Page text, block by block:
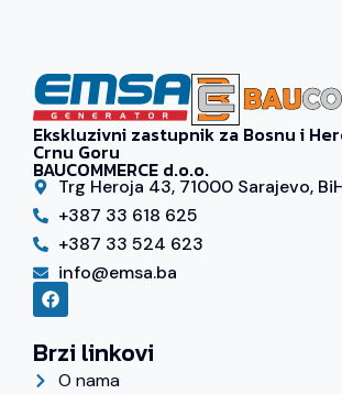
Ekskluzivni zastupnik za Bosnu i
Crnu Goru
BAUCOMMERCE d.o.o.
Trg Heroja 43, 71000 Sarajevo,
+387 33 618 625
+387 33 524 623
info@emsa.ba
Brzi linkovi
O nama